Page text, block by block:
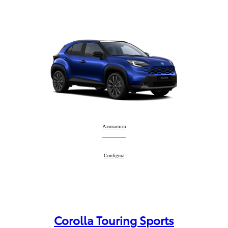
Yaris Cross
Panoramica
Yaris Cross
Configura
Corolla Touring Sports